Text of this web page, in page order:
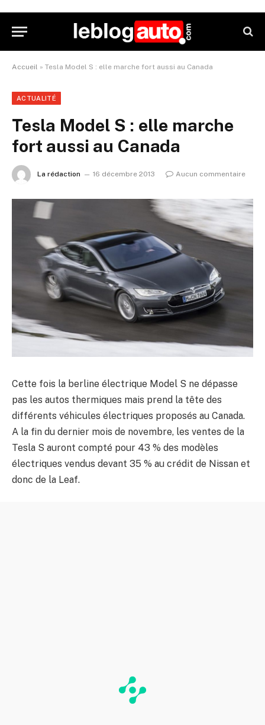
Accueil » Tesla Model S : elle marche fort aussi au Canada
ACTUALITÉ
Tesla Model S : elle marche
fort aussi au Canada
La rédaction 16 décembre 2013 Aucun commentaire
Cette fois la berline électrique Model S ne dépasse
pas les autos thermiques mais prend la tête des
différents véhicules électriques proposés au Canada.
A la fin du dernier mois de novembre, les ventes de la
Tesla S auront compté pour 43 % des modèles
électriques vendus devant 35 % au crédit de Nissan et
donc de la Leaf.